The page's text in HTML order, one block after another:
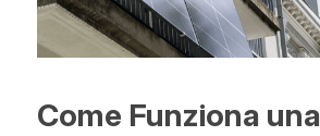
Ebraico
Come Funziona una